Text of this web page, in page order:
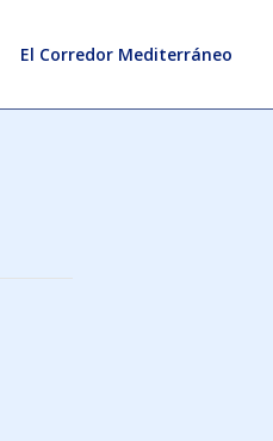
El Corredor Mediterráneo